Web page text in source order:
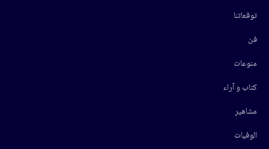
توقعاتنا
فن
منوعات
كتاب و آراء
مشاهير
الوفيات